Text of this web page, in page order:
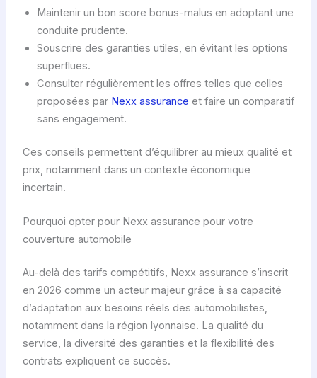
Maintenir un bon score bonus-malus en adoptant une
conduite prudente.
Souscrire des garanties utiles, en évitant les options
superflues.
Consulter régulièrement les offres telles que celles
proposées par Nexx assurance et faire un comparatif
sans engagement.
Ces conseils permettent d’équilibrer au mieux qualité et
prix, notamment dans un contexte économique
incertain.
Pourquoi opter pour Nexx assurance pour votre
couverture automobile
Au-delà des tarifs compétitifs, Nexx assurance s’inscrit
en 2026 comme un acteur majeur grâce à sa capacité
d’adaptation aux besoins réels des automobilistes,
notamment dans la région lyonnaise. La qualité du
service, la diversité des garanties et la flexibilité des
contrats expliquent ce succès.